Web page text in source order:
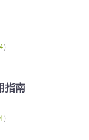
）
指南
）